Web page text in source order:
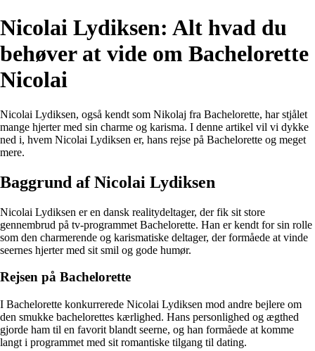
Nicolai Lydiksen: Alt hvad du
behøver at vide om Bachelorette
Nicolai
Nicolai Lydiksen, også kendt som Nikolaj fra Bachelorette, har stjålet
mange hjerter med sin charme og karisma. I denne artikel vil vi dykke
ned i, hvem Nicolai Lydiksen er, hans rejse på Bachelorette og meget
mere.
Baggrund af Nicolai Lydiksen
Nicolai Lydiksen er en dansk realitydeltager, der fik sit store
gennembrud på tv-programmet Bachelorette. Han er kendt for sin rolle
som den charmerende og karismatiske deltager, der formåede at vinde
seernes hjerter med sit smil og gode humør.
Rejsen på Bachelorette
I Bachelorette konkurrerede Nicolai Lydiksen mod andre bejlere om
den smukke bachelorettes kærlighed. Hans personlighed og ægthed
gjorde ham til en favorit blandt seerne, og han formåede at komme
langt i programmet med sit romantiske tilgang til dating.